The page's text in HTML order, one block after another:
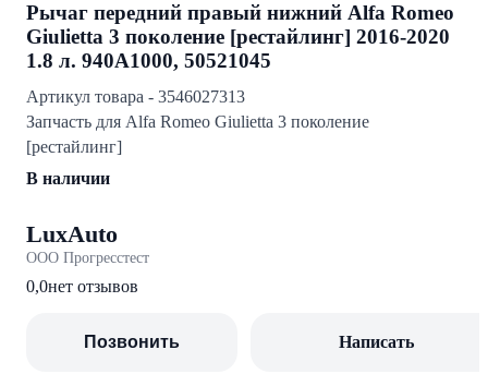
Рычаг передний правый нижний Alfa Romeo
Giulietta 3 поколение [рестайлинг] 2016-2020
1.8 л. 940A1000, 50521045
Артикул товара - 3546027313
Запчасть для Alfa Romeo Giulietta 3 поколение
[рестайлинг]
В наличии
LuxAuto
ООО Прогресстест
0,0нет отзывов
Позвонить Написать